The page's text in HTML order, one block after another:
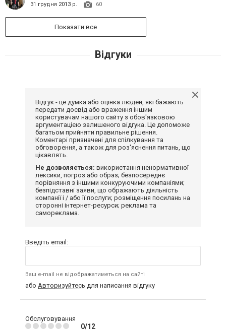
31 грудня 2013 р. 60
Показати все
Відгуки
Відгук - це думка або оцінка людей, які бажають
передати досвід або враження іншим
користувачам нашого сайту з обов'язковою
аргументацією залишеного відгука. Це допоможе
багатьом прийняти правильне рішення.
Коментарі призначені для спілкування та
обговорення, а також для роз'яснення питань, що
цікавлять.
Не дозволяється: використання ненормативної
лексики, погроз або образ; безпосереднє
порівняння з іншими конкуруючими компаніями;
безпідставні заяви, що ображають діяльність
компанії і / або її послуги; розміщення посилань на
сторонні інтернет-ресурси; реклама та
самореклама.
Введіть email:
Ваш e-mail не відображатиметься на сайті
або Авторизуйтесь для написання відгуку
Обслуговування
0/12